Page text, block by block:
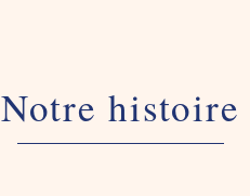
Notre histoire